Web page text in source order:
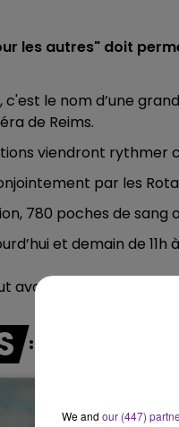
5h00 - 6h00
OF DE LA FAMILLE
FM
les autres" doit
c'est le nom d’une
de Reims.
viendront
par les
780 poches de sang
et demain de 11h
avoir entre 18 et 70
We and our (447)